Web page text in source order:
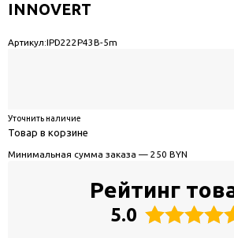
INNOVERT
Артикул:IPD222P43B-5m
Уточнить наличие
Товар в корзине
Минимальная сумма заказа — 250 BYN
Рейтинг
5.0